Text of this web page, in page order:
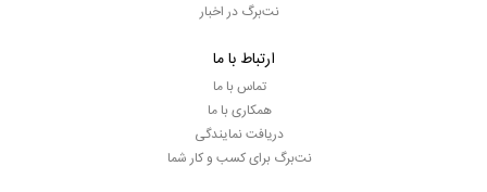
نت‌برگ در اخبار
ارتباط با ما
تماس با ما
همکاری با ما
دریافت نمایندگی
نت‌برگ برای کسب و کار شما